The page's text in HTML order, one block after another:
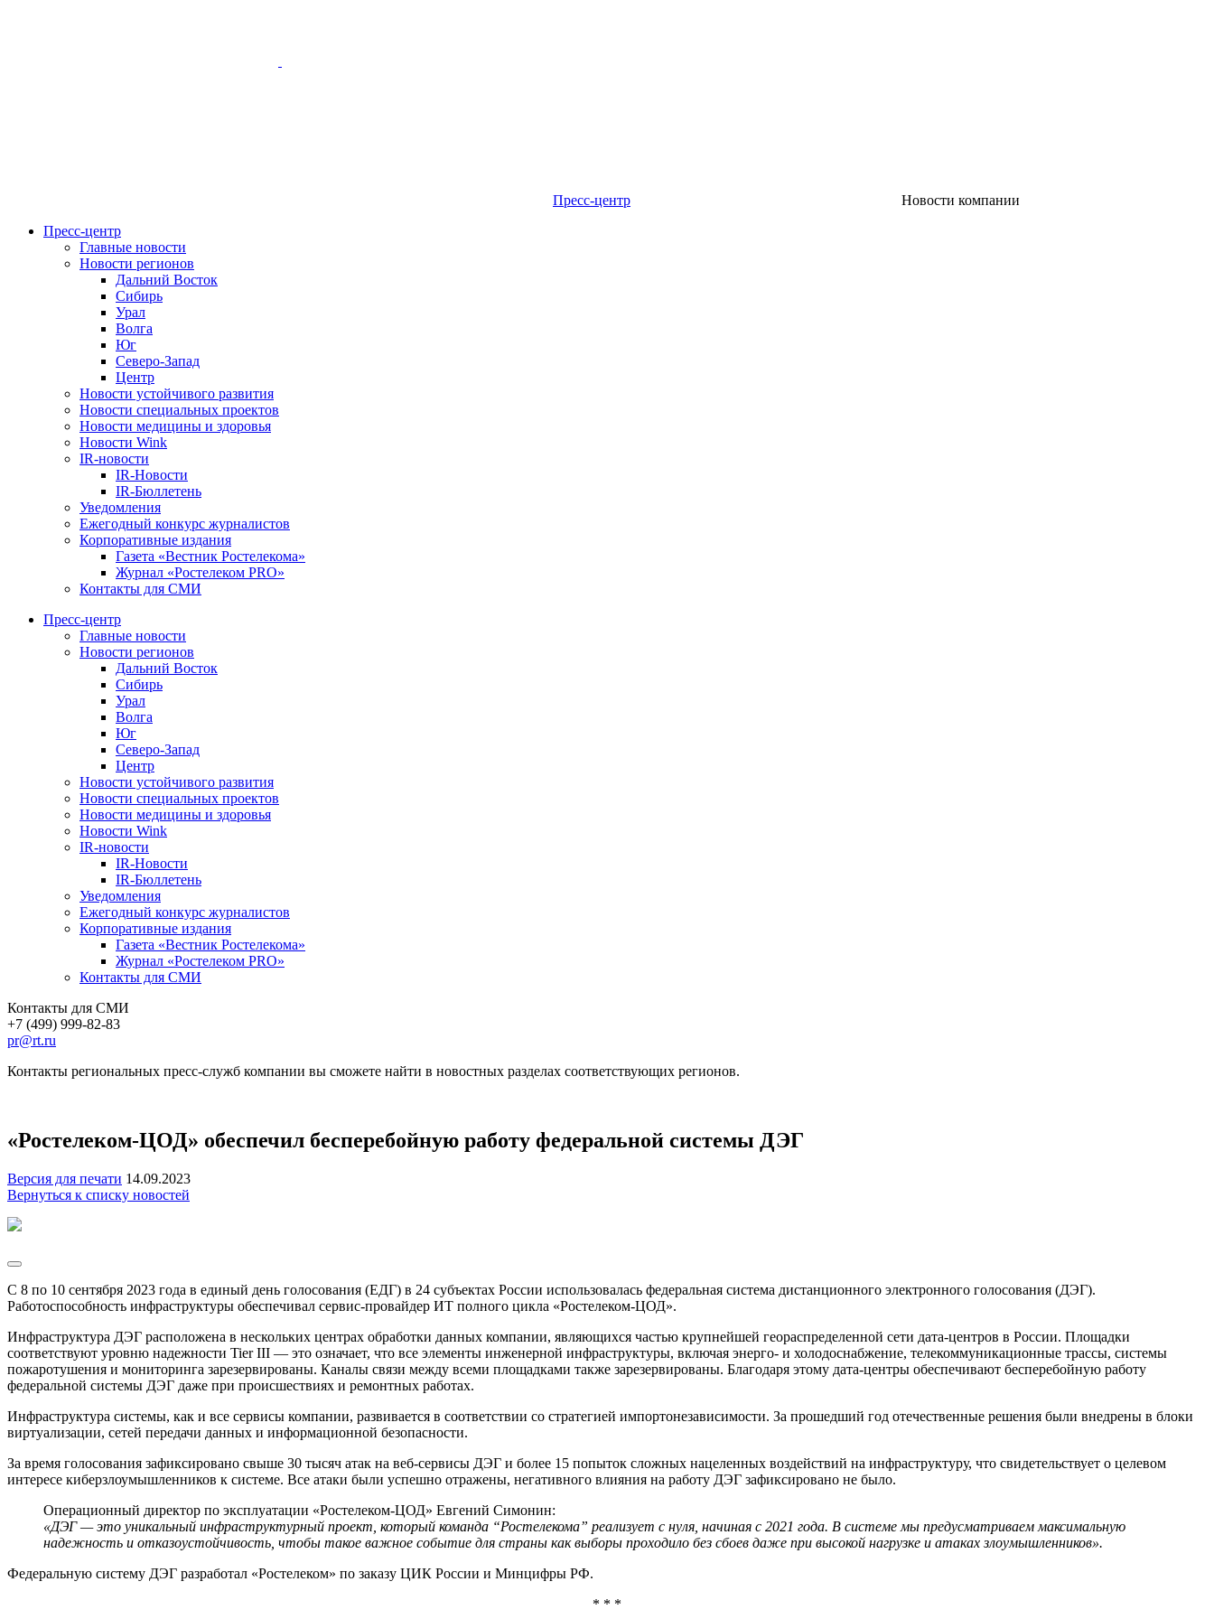
Пресс-центр
Новости компании
Пресс-центр
Главные новости
Новости регионов
Дальний Восток
Сибирь
Урал
Волга
Юг
Северо-Запад
Центр
Новости устойчивого развития
Новости специальных проектов
Новости медицины и здоровья
Новости Wink
IR-новости
IR-Новости
IR-Бюллетень
Уведомления
Ежегодный конкурс журналистов
Корпоративные издания
Газета «Вестник Ростелекома»
Журнал «Ростелеком PRO»
Контакты для СМИ
Пресс-центр
Главные новости
Новости регионов
Дальний Восток
Сибирь
Урал
Волга
Юг
Северо-Запад
Центр
Новости устойчивого развития
Новости специальных проектов
Новости медицины и здоровья
Новости Wink
IR-новости
IR-Новости
IR-Бюллетень
Уведомления
Ежегодный конкурс журналистов
Корпоративные издания
Газета «Вестник Ростелекома»
Журнал «Ростелеком PRO»
Контакты для СМИ
Контакты для СМИ
+7 (499) 999-82-83
pr@rt.ru
Контакты региональных пресс-служб компании вы сможете найти в новостных разделах соответствующих регионов.
«Ростелеком-ЦОД» обеспечил бесперебойную работу федеральной системы ДЭГ
Версия для печати 14.09.2023
Вернуться к списку новостей
С 8 по 10 сентября 2023 года в единый день голосования (ЕДГ) в 24 субъектах России использовалась федеральная система дистанционного электронного голосования (ДЭГ).
Работоспособность инфраструктуры обеспечивал сервис-провайдер ИТ полного цикла «Ростелеком-ЦОД».
Инфраструктура ДЭГ расположена в нескольких центрах обработки данных компании, являющихся частью крупнейшей геораспределенной сети дата-центров в России. Площадки
соответствуют уровню надежности Tier III — это означает, что все элементы инженерной инфраструктуры, включая энерго- и холодоснабжение, телекоммуникационные трассы, системы
пожаротушения и мониторинга зарезервированы. Каналы связи между всеми площадками также зарезервированы. Благодаря этому дата-центры обеспечивают бесперебойную работу
федеральной системы ДЭГ даже при происшествиях и ремонтных работах.
Инфраструктура системы, как и все сервисы компании, развивается в соответствии со стратегией импортонезависимости. За прошедший год отечественные решения были внедрены в блоки
виртуализации, сетей передачи данных и информационной безопасности.
За время голосования зафиксировано свыше 30 тысяч атак на веб-сервисы ДЭГ и более 15 попыток сложных нацеленных воздействий на инфраструктуру, что свидетельствует о целевом
интересе киберзлоумышленников к системе. Все атаки были успешно отражены, негативного влияния на работу ДЭГ зафиксировано не было.
Операционный директор по эксплуатации «Ростелеком-ЦОД» Евгений Симонин:
«ДЭГ — это уникальный инфраструктурный проект, который команда “Ростелекома” реализует с нуля, начиная с 2021 года. В системе мы предусматриваем максимальную
надежность и отказоустойчивость, чтобы такое важное событие для страны как выборы проходило без сбоев даже при высокой нагрузке и атаках злоумышленников».
Федеральную систему ДЭГ разработал «Ростелеком» по заказу ЦИК России и Минцифры РФ.
* * *